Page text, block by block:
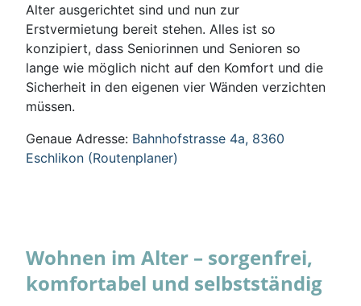
Alter ausgerichtet sind und nun zur
Erstvermietung bereit stehen. Alles ist so
konzipiert, dass Seniorinnen und Senioren so
lange wie möglich nicht auf den Komfort und die
Sicherheit in den eigenen vier Wänden verzichten
müssen.
Genaue Adresse: Bahnhofstrasse 4a, 8360
Eschlikon (Routenplaner)
Wohnen im Alter – sorgenfrei,
komfortabel und selbstständig